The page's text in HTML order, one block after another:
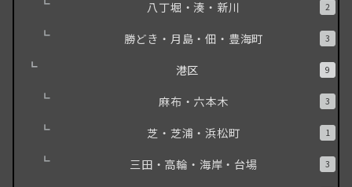
八丁堀・湊・新川 2
勝どき・月島・佃・豊海町 3
港区 9
麻布・六本木 3
芝・芝浦・浜松町 1
三田・高輪・海岸・台場 3